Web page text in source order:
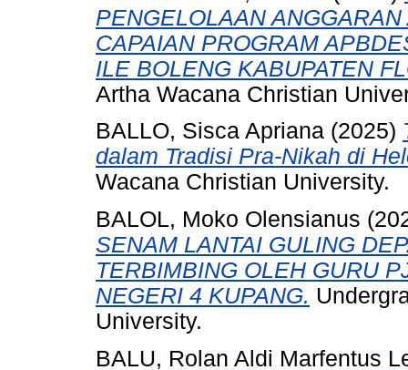
PENGELOLAAN
CAPAIAN PROGRAM
ILE BOLENG KABUPATEN
Artha Wacana Christian
BALLO, Sisca Apriana (2025)
dalam Tradisi Pra-Nikah di
Wacana Christian University.
BALOL, Moko Olensianus
SENAM LANTAI GULING
TERBIMBING OLEH GURU
NEGERI 4 KUPANG.
University.
BALU, Rolan Aldi Marfentus